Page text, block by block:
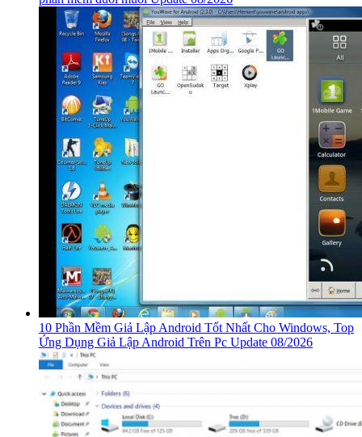
10 Phần Mềm Giả Lập Android Tốt Nhất Cho Windows, Top
Ứng Dụng Giả Lập Android Trên Pc Update 08/2026